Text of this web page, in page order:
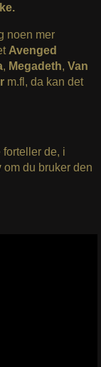
noen mer
Avenged
, Megadeth, Van
m.fl, da kan det
de, i
om du bruker den